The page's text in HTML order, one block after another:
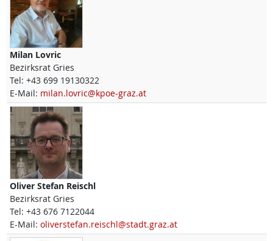
Milan Lovric
Bezirksrat Gries
Tel: +43 699 19130322
E-Mail: milan.lovric@kpoe-graz.at
Oliver Stefan Reischl
Bezirksrat Gries
Tel: +43 676 7122044
E-Mail: oliverstefan.reischl@stadt.graz.at